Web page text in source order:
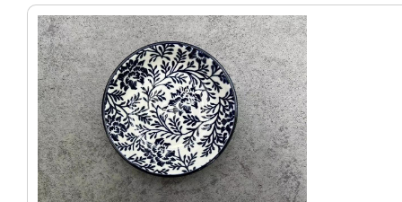
Vajilla para Aperitivos
Vajillas de Cristal
Vajillas para Postres